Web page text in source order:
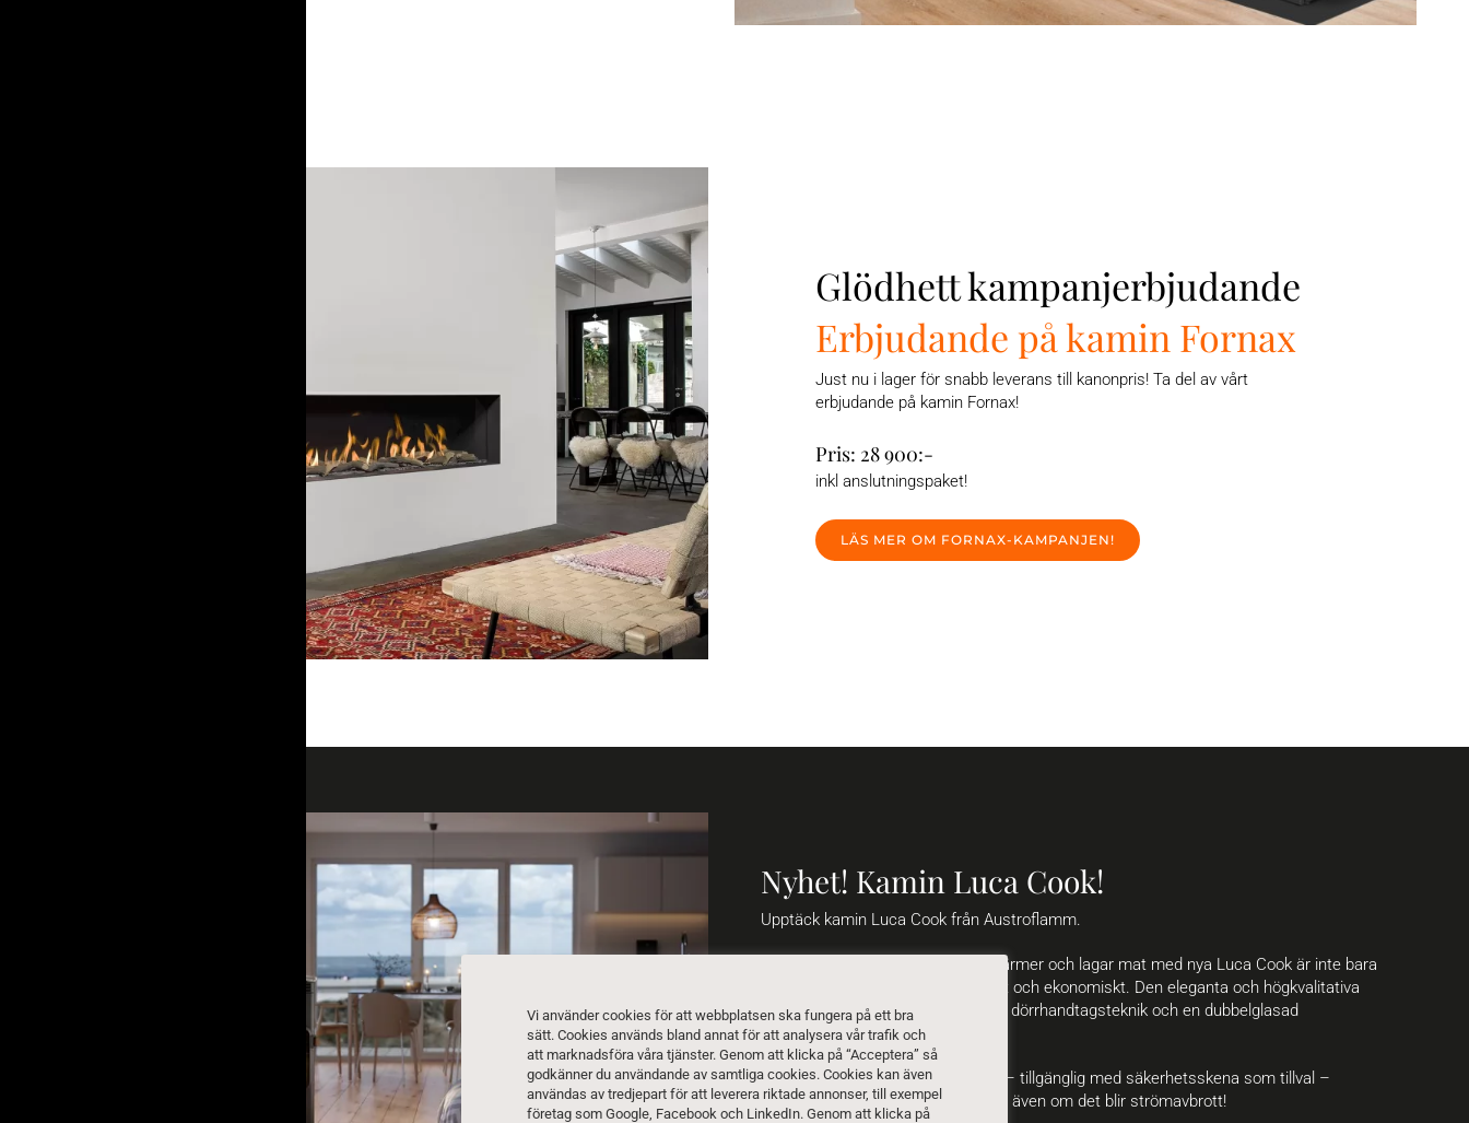
Glödhett kampanjerbjudande
Erbjudande på kamin Fornax
Just nu i lager för snabb leverans till kanonpris! Ta del av vårt
erbjudande på kamin Fornax!
Pris: 28 900:-
inkl anslutningspaket!
LÄS MER OM FORNAX-KAMPANJEN!
Nyhet! Kamin Luca Cook!
Upptäck kamin Luca Cook från Austroflamm.
Att kunna koppla av medan man värmer och lagar mat med nya Luca Cook är inte bara
ett sant nöje utan också ekologiskt och ekonomiskt. Den eleganta och högkvalitativa
kaminen är utrustad med innovativ dörrhandtagsteknik och en dubbelglasad
gjutjärnsdörr.
Tack vare den stora värmeplattan – tillgänglig med säkerhetsskena som tillval –
kommer ditt kök att hålla sig varmt även om det blir strömavbrott!
Vi använder cookies för att webbplatsen ska fungera på ett bra
sätt. Cookies används bland annat för att analysera vår trafik och
att marknadsföra våra tjänster. Genom att klicka på “Acceptera” så
godkänner du användande av samtliga cookies. Cookies kan även
användas av tredjepart för att leverera riktade annonser, till exempel
företag som Google, Facebook och LinkedIn. Genom att klicka på